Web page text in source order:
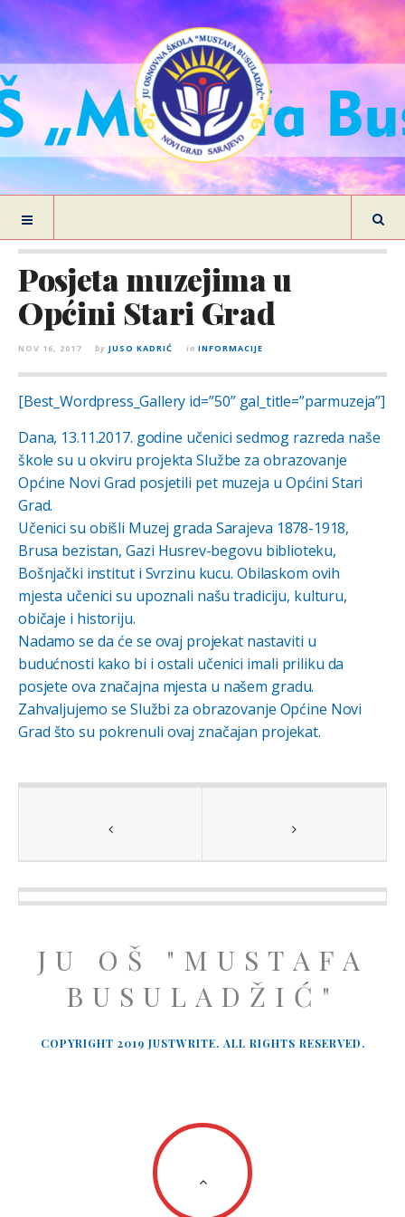
Posjeta muzejima u
Općini Stari Grad
NOV 16, 2017 by JUSO KADRIĆ in INFORMACIJE
[Best_Wordpress_Gallery id=”50” gal_title=”parmuzeja”]
Dana, 13.11.2017. godine učenici sedmog razreda naše
škole su u okviru projekta Službe za obrazovanje
Općine Novi Grad posjetili pet muzeja u Općini Stari
Grad.
Učenici su obišli Muzej grada Sarajeva ‎1878-1918,
Brusa bezistan, Gazi Husrev-begovu biblioteku,
Bošnjački institut i Svrzinu kucu. Obilaskom ovih
mjesta učenici su upoznali našu tradiciju, kulturu,
običaje i historiju.
Nadamo se da će se ovaj projekat nastaviti u
budućnosti kako bi i ostali učenici imali priliku da
posjete ova značajna mjesta u našem gradu.
Zahvaljujemo se Službi za obrazovanje Općine Novi
Grad što su pokrenuli ovaj značajan projekat.
JU OŠ "MUSTAFA
BUSULADŽIĆ"
COPYRIGHT 2019 JUSTWRITE. ALL RIGHTS RESERVED.